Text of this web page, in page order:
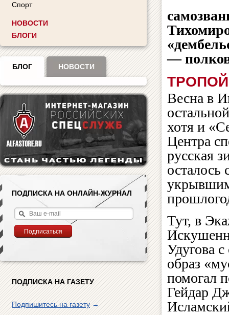
Спорт
НОВОСТИ
БЛОГИ
БЛОГ НОВОСТИ
ПОДПИСКА НА ОНЛАЙН-ЖУРНАЛ
ПОДПИСКА НА ГАЗЕТУ
Подпишитесь на газету→
—
Весна в
хотя и
Центра
русская
осталось
Тут, в
Удугова
образ
помогал
Гейдар